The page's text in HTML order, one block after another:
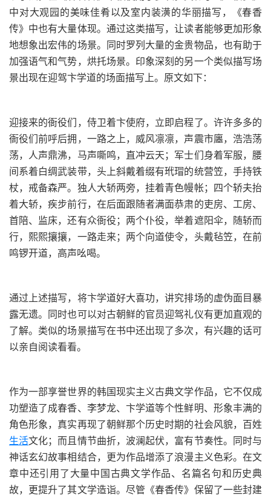
中对大观园的美味佳肴以及室内装潢的华丽描写，《春香
传》中也有大量体现。通过这类描写，让读者能够更加形象
地想象出宏伟的场景。同时罗列大量的金贵物品，也有助于
加强语气和气势，烘托场景。印象深刻的另一个类似描写场
景出现在迎驾卞学道的场面描写上。原文如下：
迎接来的衙役们，侍卫着卞使府，立即启程了。许许多多的
衙役们前呼后拥，一路之上，威风凛凛，声震市廛，浩浩荡
荡，人声鼎沸，马声嘶鸣，直冲云天；军士们身着军服，腰
间系着白绸武装带，头上斜戴着缀有玳瑁的统营笠，手持铁
杖，戒备森严。独人大轿两旁，挂着青色幔帐；四个轿夫抬
着大轿，疾步前行，在后面跟随者满面恭肃的吏房、工房、
首陪、监床，还有众衙役；两个仆役，举着遮阳伞，随轿而
行，熙熙攘攘，一路走来；两个向道使令，头戴毡笠，在前
鸣锣开道，高声吆喝。
通过上述描写，将卞学道好大喜功，讲究排场的虚伪面目暴
露无遗。同时也可以对古朝鲜的官员迎驾礼仪有更加直观的
了解。类似的场景描写在书中还出现了多次，有兴趣的话可
以亲自阅读看看。
作为一部享誉世界的韩国现实主义古典文学作品，它不仅成
功塑造了成春香、李梦龙、卞学道等个性鲜明、形象丰满的
角色形象，真实再现了朝鲜那个历史时期的社会风貌，百姓
生活文化；而且情节曲折，波澜起伏，富有节奏性。同时与
神话玄幻故事相结合，更为作品增添了浪漫主义色彩。在文
章中还引用了大量中国古典文学作品、名篇名句和历史典
故，更提升了其文学造诣。尽管《春香传》保留了一些封建